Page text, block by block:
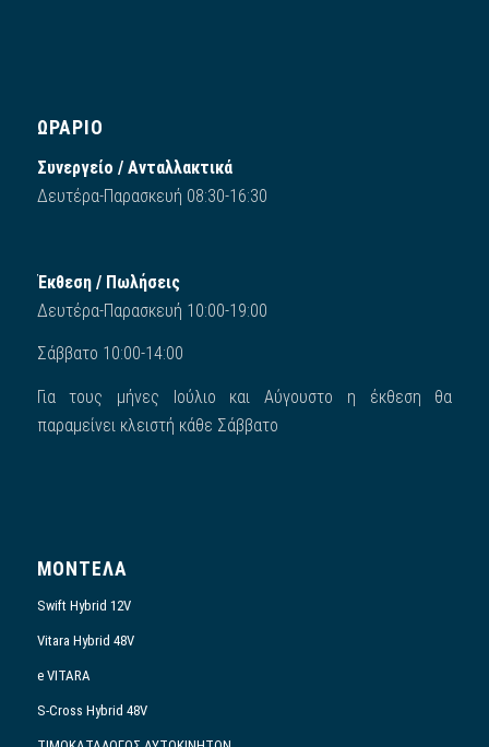
ΩΡΑΡΙΟ
Συνεργείο / Ανταλλακτικά
Δευτέρα-Παρασκευή 08:30-16:30
Έκθεση / Πωλήσεις
Δευτέρα-Παρασκευή 10:00-19:00
Σάββατο 10:00-14:00
Για τους μήνες Ιούλιο και Αύγουστο η έκθεση θα
παραμείνει κλειστή κάθε Σάββατο
ΜΟΝΤΕΛΑ
Swift Hybrid 12V
Vitara Hybrid 48V
e VITARA
S-Cross Hybrid 48V